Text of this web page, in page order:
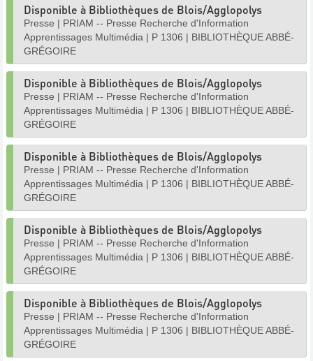
Disponible à Bibliothèques de Blois/Agglopolys
Presse | PRIAM -- Presse Recherche d'Information
Apprentissages Multimédia | P 1306 | BIBLIOTHÈQUE ABBÉ-
GRÉGOIRE
Disponible à Bibliothèques de Blois/Agglopolys
Presse | PRIAM -- Presse Recherche d'Information
Apprentissages Multimédia | P 1306 | BIBLIOTHÈQUE ABBÉ-
GRÉGOIRE
Disponible à Bibliothèques de Blois/Agglopolys
Presse | PRIAM -- Presse Recherche d'Information
Apprentissages Multimédia | P 1306 | BIBLIOTHÈQUE ABBÉ-
GRÉGOIRE
Disponible à Bibliothèques de Blois/Agglopolys
Presse | PRIAM -- Presse Recherche d'Information
Apprentissages Multimédia | P 1306 | BIBLIOTHÈQUE ABBÉ-
GRÉGOIRE
Disponible à Bibliothèques de Blois/Agglopolys
Presse | PRIAM -- Presse Recherche d'Information
Apprentissages Multimédia | P 1306 | BIBLIOTHÈQUE ABBÉ-
GRÉGOIRE